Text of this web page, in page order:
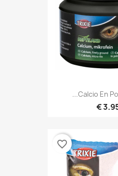
Calcio En
3.95
favorite_border